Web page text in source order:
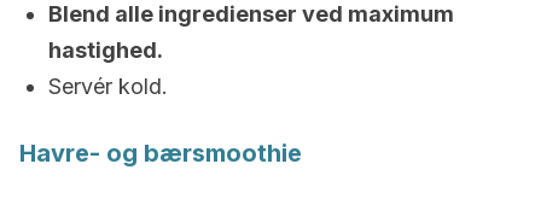
Blend alle ingredienser ved maximum
hastighed.
Servér kold.
Havre- og bærsmoothie